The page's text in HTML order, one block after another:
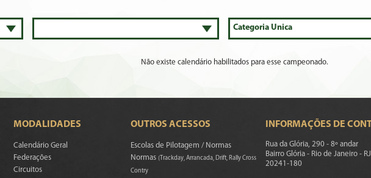
Não existe calendário habilitados para esse campeonado.
MODALIDADES
Calendário Geral
Federações
Circuitos
OUTROS ACESSOS
Escolas de Pilotagem / Normas
Normas(Trackday, Arrancada, Drift, Rally Cross
Contry
INFORMAÇÕES DE
Rua da Glória, 290 - 8º andar
Bairro Glória - Rio de Janeiro - RJ
20241-180